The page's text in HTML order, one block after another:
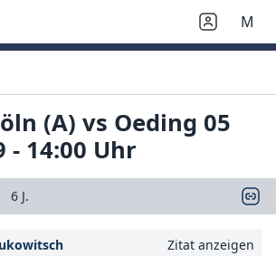
M
(A) vs Oeding 05
- 14:00 Uhr
6 J.
Zitat anzeigen